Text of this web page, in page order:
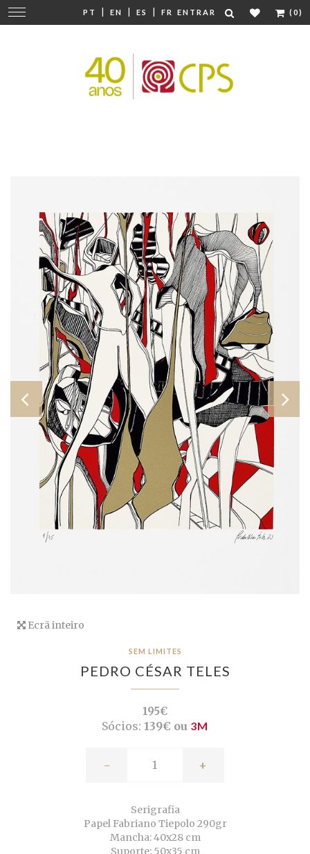
PT | EN | ES | FR ENTRAR (0)
Mudar
navegação
Ecrã inteiro
SEM LIMITES
PEDRO CÉSAR TELES
195€
Sócios: 139€ ou 3M
- +
Serigrafia
Papel Fabriano Tiepolo 290gr
Mancha: 40x28 cm
Suporte: 50x35 cm